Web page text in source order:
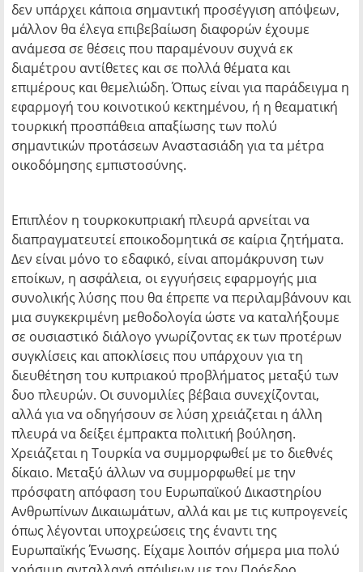
δεν υπάρχει κάποια σημαντική προσέγγιση απόψεων,
μάλλον θα έλεγα επιβεβαίωση διαφορών έχουμε
ανάμεσα σε θέσεις που παραμένουν συχνά εκ
διαμέτρου αντίθετες και σε πολλά θέματα και
επιμέρους και θεμελιώδη. Όπως είναι για παράδειγμα η
εφαρμογή του κοινοτικού κεκτημένου, ή η θεαματική
τουρκική προσπάθεια απαξίωσης των πολύ
σημαντικών προτάσεων Αναστασιάδη για τα μέτρα
οικοδόμησης εμπιστοσύνης.
Επιπλέον η τουρκοκυπριακή πλευρά αρνείται να
διαπραγματευτεί εποικοδομητικά σε καίρια ζητήματα.
Δεν είναι μόνο το εδαφικό, είναι απομάκρυνση των
εποίκων, η ασφάλεια, οι εγγυήσεις εφαρμογής μια
συνολικής λύσης που θα έπρεπε να περιλαμβάνουν και
μια συγκεκριμένη μεθοδολογία ώστε να καταλήξουμε
σε ουσιαστικό διάλογο γνωρίζοντας εκ των προτέρων
συγκλίσεις και αποκλίσεις που υπάρχουν για τη
διευθέτηση του κυπριακού προβλήματος μεταξύ των
δυο πλευρών. Οι συνομιλίες βέβαια συνεχίζονται,
αλλά για να οδηγήσουν σε λύση χρειάζεται η άλλη
πλευρά να δείξει έμπρακτα πολιτική βούληση.
Χρειάζεται η Τουρκία να συμμορφωθεί με το διεθνές
δίκαιο. Μεταξύ άλλων να συμμορφωθεί με την
πρόσφατη απόφαση του Ευρωπαϊκού Δικαστηρίου
Ανθρωπίνων Δικαιωμάτων, αλλά και με τις κυπρογενείς
όπως λέγονται υποχρεώσεις της έναντι της
Ευρωπαϊκής Ένωσης. Είχαμε λοιπόν σήμερα μια πολύ